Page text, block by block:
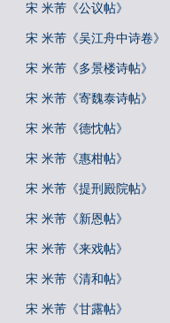
宋 米芾《公议帖》
宋 米芾《吴江舟中诗卷》
宋 米芾《多景楼诗帖》
宋 米芾《寄魏泰诗帖》
宋 米芾《德忱帖》
宋 米芾《惠柑帖》
宋 米芾《提刑殿院帖》
宋 米芾《新恩帖》
宋 米芾《来戏帖》
宋 米芾《清和帖》
宋 米芾《甘露帖》